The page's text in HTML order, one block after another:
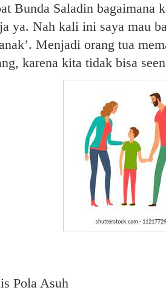
Bunda Saladin bagaimana
ya. Nah kali ini saya mau
Menjadi orang tua
karena kita tidak bisa
Pola Asuh